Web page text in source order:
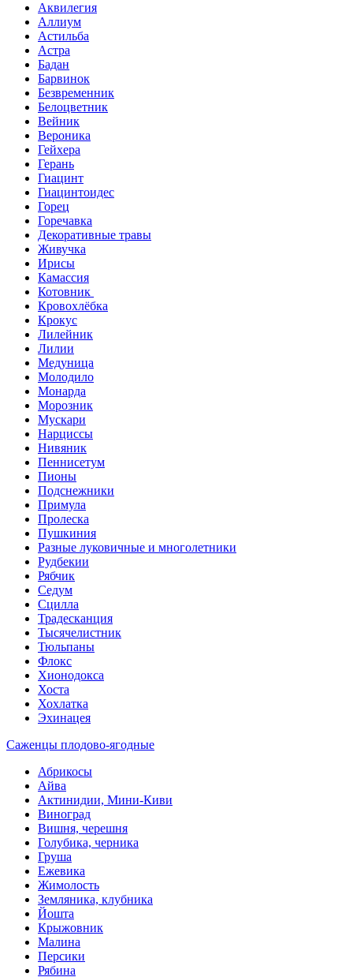
Аквилегия
Аллиум
Астильба
Астра
Бадан
Барвинок
Безвременник
Белоцветник
Вейник
Вероника
Гейхера
Герань
Гиацинт
Гиацинтоидес
Горец
Горечавка
Декоративные травы
Живучка
Ирисы
Камассия
Котовник
Кровохлёбка
Крокус
Лилейник
Лилии
Медуница
Молодило
Монарда
Морозник
Мускари
Нарциссы
Нивяник
Пеннисетум
Пионы
Подснежники
Примула
Пролеска
Пушкиния
Разные луковичные и многолетники
Рудбекии
Рябчик
Седум
Сцилла
Традесканция
Тысячелистник
Тюльпаны
Флокс
Хионодокса
Хоста
Хохлатка
Эхинацея
Саженцы плодово-ягодные
Абрикосы
Айва
Актинидии, Мини-Киви
Виноград
Вишня, черешня
Голубика, черника
Груша
Ежевика
Жимолость
Земляника, клубника
Йошта
Крыжовник
Малина
Персики
Рябина